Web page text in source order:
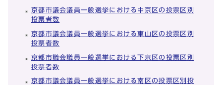
京都市議会議員一般選挙における中京区の投票区別
投票者数
京都市議会議員一般選挙における東山区の投票区別
投票者数
京都市議会議員一般選挙における下京区の投票区別
投票者数
京都市議会議員一般選挙における南区の投票区別投